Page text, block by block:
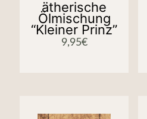
ätherische
Ölmischung
“Kleiner Prinz”
9,95€